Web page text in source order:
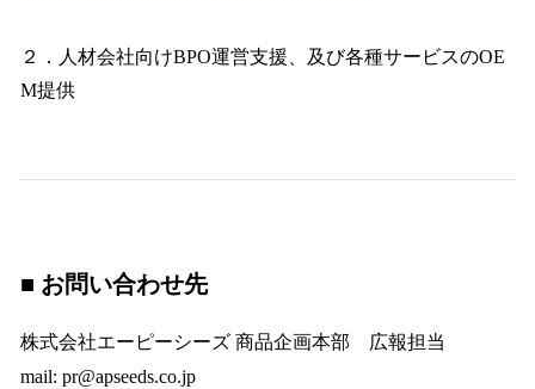
２．人材会社向けBPO運営支援、及び各種サービスのOE
M提供
■ お問い合わせ先
株式会社エーピーシーズ 商品企画本部 広報担当
mail: pr@apseeds.co.jp